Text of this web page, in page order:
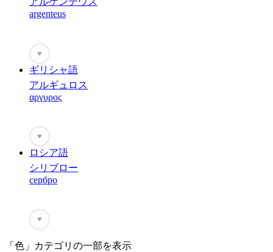
argenteus
♥
ギリシャ語
アルギュロス
αργυρος
♥
ロシア語
シリブロー
сербро
♥
「色」カテゴリの一部を表示